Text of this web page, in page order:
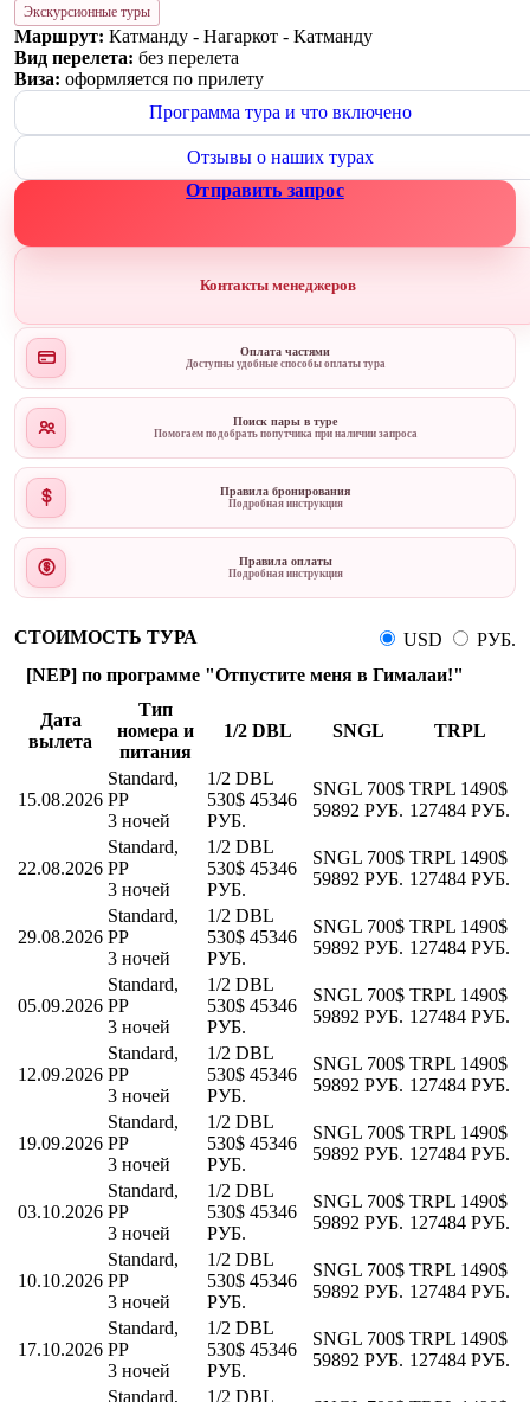
Экскурсионные туры
Маршрут: Катманду - Нагаркот - Катманду
Вид перелета: без перелета
Виза: оформляется по прилету
Программа тура и что включено
Отзывы о наших турах
Отправить запрос
Контакты менеджеров
Оплата частями
Доступны удобные способы оплаты тура
Поиск пары в туре
Помогаем подобрать попутчика при наличии запроса
Правила бронирования
Подробная инструкция
Правила оплаты
Подробная инструкция
СТОИМОСТЬ ТУРА USD
РУБ.
[NEP] по программе "Отпустите меня в Гималаи!"
Дата
вылета
Тип
номера и
питания
1/2 DBL SNGL TRPL
15.08.2026
Standard,
PP
3 ночей
1/2 DBL
530$ 45346
РУБ.
SNGL 700$
59892 РУБ.
TRPL 1490$
127484 РУБ.
22.08.2026
Standard,
PP
3 ночей
1/2 DBL
530$ 45346
РУБ.
SNGL 700$
59892 РУБ.
TRPL 1490$
127484 РУБ.
29.08.2026
Standard,
PP
3 ночей
1/2 DBL
530$ 45346
РУБ.
SNGL 700$
59892 РУБ.
TRPL 1490$
127484 РУБ.
05.09.2026
Standard,
PP
3 ночей
1/2 DBL
530$ 45346
РУБ.
SNGL 700$
59892 РУБ.
TRPL 1490$
127484 РУБ.
12.09.2026
Standard,
PP
3 ночей
1/2 DBL
530$ 45346
РУБ.
SNGL 700$
59892 РУБ.
TRPL 1490$
127484 РУБ.
19.09.2026
Standard,
PP
3 ночей
1/2 DBL
530$ 45346
РУБ.
SNGL 700$
59892 РУБ.
TRPL 1490$
127484 РУБ.
03.10.2026
Standard,
PP
3 ночей
1/2 DBL
530$ 45346
РУБ.
SNGL 700$
59892 РУБ.
TRPL 1490$
127484 РУБ.
10.10.2026
Standard,
PP
3 ночей
1/2 DBL
530$ 45346
РУБ.
SNGL 700$
59892 РУБ.
TRPL 1490$
127484 РУБ.
17.10.2026
Standard,
PP
3 ночей
1/2 DBL
530$ 45346
РУБ.
SNGL 700$
59892 РУБ.
TRPL 1490$
127484 РУБ.
Standard,
1/2 DBL